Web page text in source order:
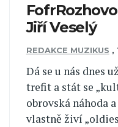
Jiří Veselý
REDAKCE MUZIKUS ,
Dá se u nás dnes
trefit a stát se
obrovská náhoda
vlastně živí